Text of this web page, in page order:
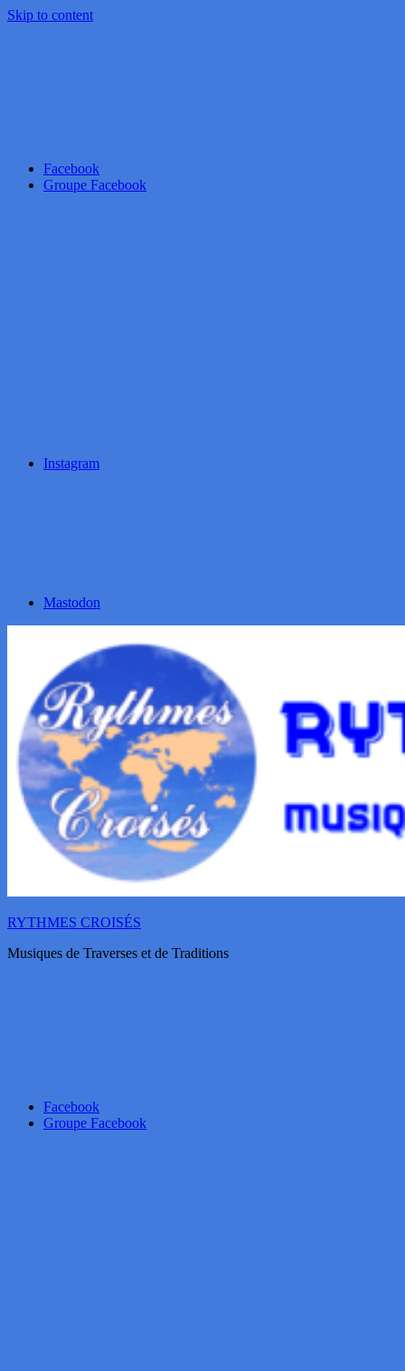
Skip to content
Facebook
Groupe Facebook
Instagram
Mastodon
RYTHMES CROISÉS
Musiques de Traverses et de Traditions
Facebook
Groupe Facebook